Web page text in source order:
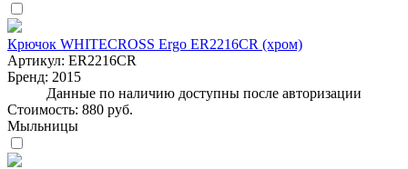
Крючок WHITECROSS Ergo ER2216CR (хром)
Артикул: ER2216CR
Бренд: 2015
Данные по наличию доступны после авторизации
Стоимость: 880 руб.
Мыльницы